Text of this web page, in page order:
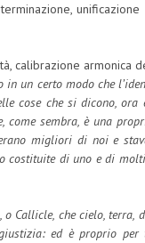
calibrazione armonica
in un certo modo che
cose che si dicono, ora
come sembra, è una
migliori di noi e
costituite di uno e di
o Callicle, che cielo, terra,
ed è proprio per